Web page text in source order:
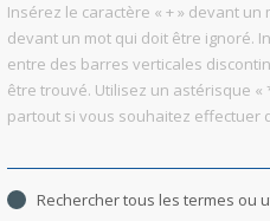
Insérez le caractère « + » devant un
devant un mot qui doit être ignoré.
entre des barres verticales
être trouvé. Utilisez un astérisque
partout si vous souhaitez effectuer
Rechercher tous les termes ou